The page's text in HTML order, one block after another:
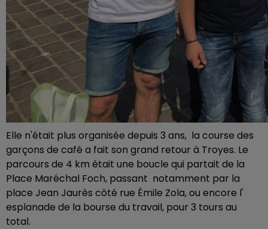
Elle n'était plus organisée depuis 3 ans, la course des
garçons de café a fait son grand retour à Troyes. Le
parcours de 4 km était une boucle qui partait de la
Place Maréchal Foch, passant notamment par la
place Jean Jaurès côté rue Émile Zola, ou encore l'
esplanade de la bourse du travail, pour 3 tours au
total.